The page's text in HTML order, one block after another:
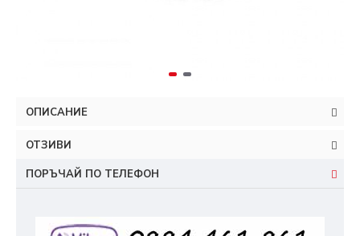
ОПИСАНИЕ
ОТЗИВИ
ПОРЪЧАЙ ПО ТЕЛЕФОН